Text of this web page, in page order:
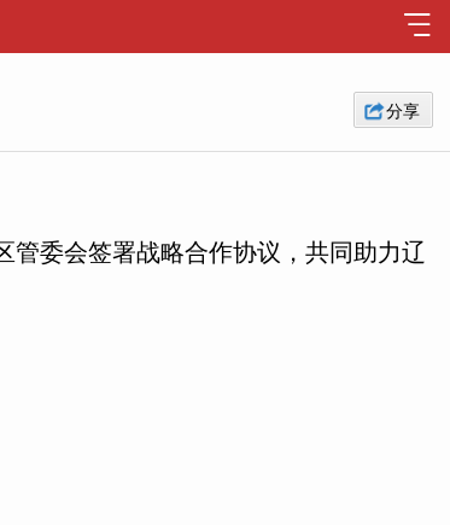
分享
委会签署战略合作协议，共同助力辽